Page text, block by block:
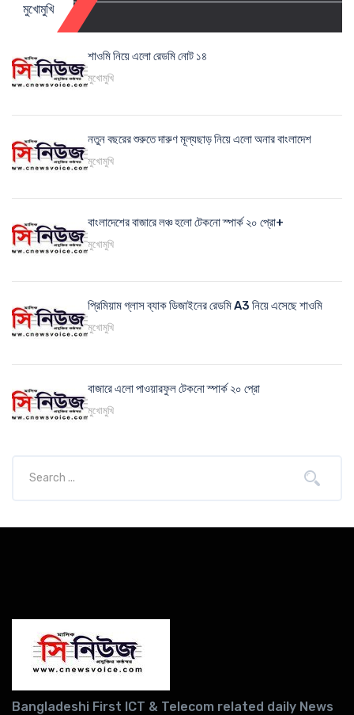
মুখোমুখি
শাওমি নিয়ে এলো রেডমি নোট ১৪
মুখোমুখি
নতুন বছরের শুরুতে দারুণ মূল্যছাড় নিয়ে এলো অনার বাংলাদেশ
মুখোমুখি
বাংলাদেশের বাজারে লঞ্চ হলো টেকনো স্পার্ক ২০ প্রো+
মুখোমুখি
প্রিমিয়াম গ্লাস ব্যাক ডিজাইনের রেডমি A3 নিয়ে এসেছে শাওমি
মুখোমুখি
বাজারে এলো পাওয়ারফুল টেকনো স্পার্ক ২০ প্রো
মুখোমুখি
Bangladeshi First ICT & Telecom related daily News